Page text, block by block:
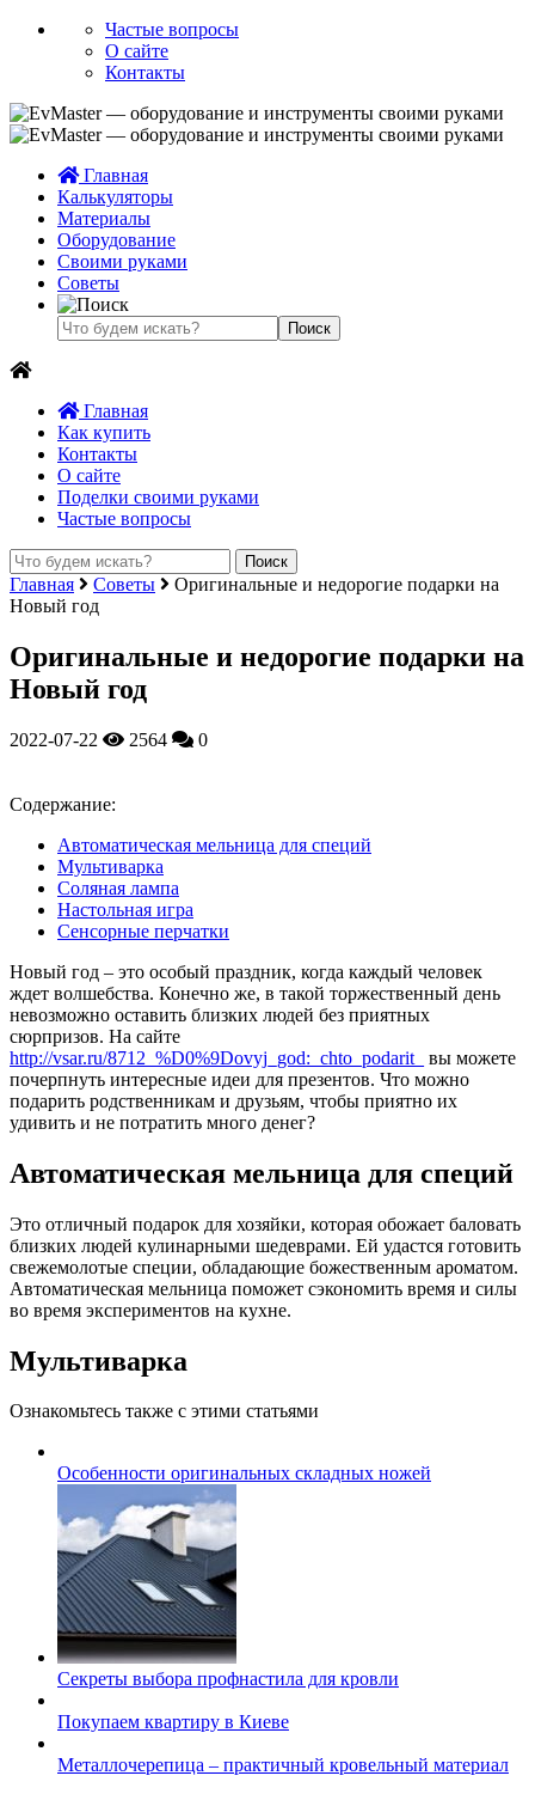
Частые вопросы
О сайте
Контакты
Главная
Калькуляторы
Материалы
Оборудование
Своими руками
Советы
Главная
Как купить
Контакты
О сайте
Поделки своими руками
Частые вопросы
Главная Советы
Оригинальные и недорогие подарки на
Новый год
Оригинальные и недорогие подарки на
Новый год
2022-07-22 2564 0
Содержание:
Автоматическая мельница для специй
Мультиварка
Соляная лампа
Настольная игра
Сенсорные перчатки
Новый год – это особый праздник, когда каждый человек
ждет волшебства. Конечно же, в такой торжественный день
невозможно оставить близких людей без приятных
сюрпризов. На сайте
http://vsar.ru/8712_%D0%9Dovyj_god:_chto_podarit_
вы можете
почерпнуть интересные идеи для презентов. Что можно
подарить родственникам и друзьям, чтобы приятно их
удивить и не потратить много денег?
Автоматическая мельница для специй
Это отличный подарок для хозяйки, которая обожает баловать
близких людей кулинарными шедеврами. Ей удастся готовить
свежемолотые специи, обладающие божественным ароматом.
Автоматическая мельница поможет сэкономить время и силы
во время экспериментов на кухне.
Мультиварка
Ознакомьтесь также с этими статьями
Особенности оригинальных складных ножей
Секреты выбора профнастила для кровли
Покупаем квартиру в Киеве
Металлочерепица – практичный кровельный материал